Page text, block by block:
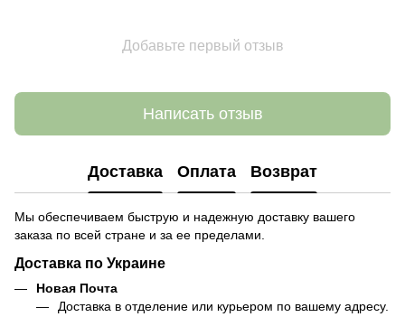
Добавьте первый отзыв
Написать отзыв
Доставка Оплата Возврат
Мы обеспечиваем быструю и надежную доставку вашего
заказа по всей стране и за ее пределами.
Доставка по Украине
Новая Почта
Доставка в отделение или курьером по вашему адресу.